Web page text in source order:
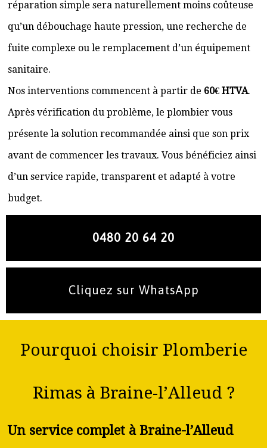
réparation simple sera naturellement moins coûteuse
qu’un débouchage haute pression, une recherche de
fuite complexe ou le remplacement d’un équipement
sanitaire.
Nos interventions commencent à partir de 60€ HTVA.
Après vérification du problème, le plombier vous
présente la solution recommandée ainsi que son prix
avant de commencer les travaux. Vous bénéficiez ainsi
d’un service rapide, transparent et adapté à votre
budget.
0480 20 64 20
Cliquez sur WhatsApp
Pourquoi choisir Plomberie
Rimas à Braine-l’Alleud ?
Un service complet à Braine-l’Alleud